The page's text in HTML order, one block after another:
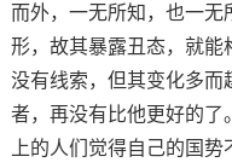
而外，一无所知，也一
形，故其暴露丑态，就能
没有线索，但其变化多而
者，再没有比他更好的了
上的人们觉得自己的国